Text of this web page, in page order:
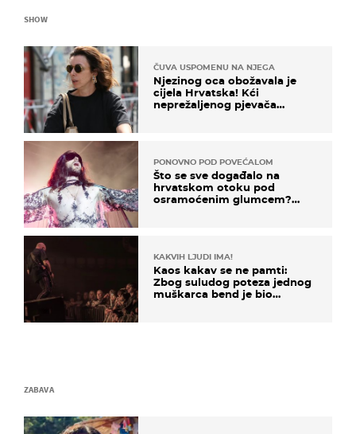
SHOW
ČUVA USPOMENU NA NJEGA
Njezinog oca obožavala je
cijela Hrvatska! Kći
neprežaljenog pjevača
PONOVNO POD POVEĆALOM
Što se sve događalo na
hrvatskom otoku pod
osramoćenim glumcem?
KAKVIH LJUDI IMA!
Kaos kakav se ne pamti:
Zbog suludog poteza jednog
muškarca bend je bio
ZABAVA